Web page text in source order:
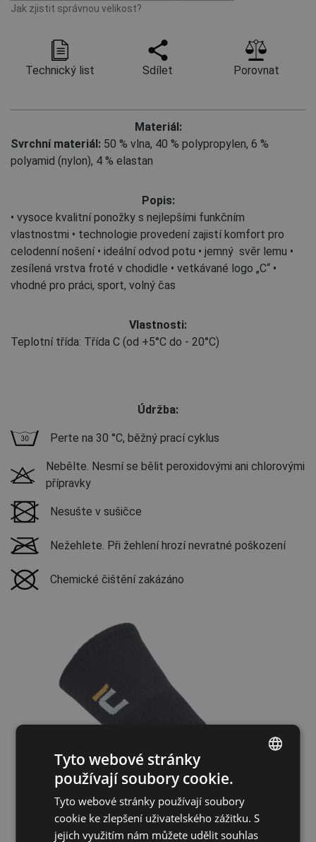
Jak zjistit správnou velikost?
Technický list Sdílet Porovnat
Materiál:
Svrchní materiál: 50 % vlna, 40 % polypropylen, 6 %
polyamid (nylon), 4 % elastan
Popis:
• vysoce kvalitní ponožky s nejlepšími funkčním
vlastnostmi • technologie provedení zajistí komfort pro
celodenní nošení • ideální odvod potu • jemný svěr lemu •
zesílená vrstva froté v chodidle • vetkávané logo „C“ •
vhodné pro práci, sport, volný čas
Vlastnosti:
Teplotní třída: Třída C (od +5°C do - 20°C)
Údržba:
Perte na 30 °C, běžný prací cyklus
Nebělte. Nesmí se bělit peroxidovými ani chlorovými
přípravky
Nesušte v sušičce
Nežehlete. Při žehlení hrozí nevratné poškození
Chemické čištění zakázáno
ENGLISH
CZECH
Tyto webové stránky
používají soubory cookie.
Tyto webové stránky používají soubory
cookie ke zlepšení uživatelského zážitku. S
jejich využitím nám můžete udělit souhlas